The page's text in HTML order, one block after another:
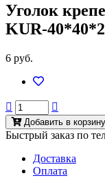
Уголок
KUR-
6 руб.
Добавить в корзину
Быстрый заказ по
Доставка
Оплата